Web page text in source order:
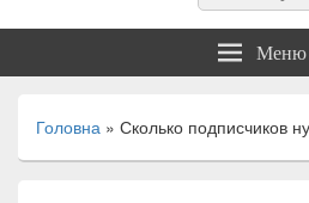
Меню
Головна » Сколько подписчиков